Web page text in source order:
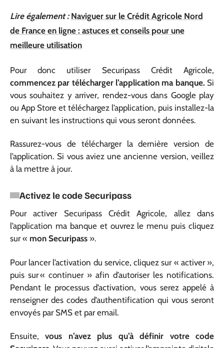
Lire également : Naviguer sur le Crédit Agricole Nord
de France en ligne : astuces et conseils pour une
meilleure utilisation
Pour donc utiliser Securipass Crédit Agricole,
commencez par télécharger l’application ma banque. Si
vous souhaitez y arriver, rendez-vous dans Google play
ou App Store et téléchargez l’application, puis installez-la
en suivant les instructions qui vous seront données.
Rassurez-vous de télécharger la dernière version de
l’application. Si vous aviez une ancienne version, veillez
à la mettre à jour.
Activez le code Securipass
Pour activer Securipass Crédit Agricole, allez dans
l’application ma banque et ouvrez le menu puis cliquez
sur « mon Securipass ».
Pour lancer l’activation du service, cliquez sur « activer »,
puis sur « continuer » afin d’autoriser les notifications.
Pendant le processus d’activation, vous serez appelé à
renseigner des codes d’authentification qui vous seront
envoyés par SMS et par email.
Ensuite,vous n’avez plus qu’à définir votre code